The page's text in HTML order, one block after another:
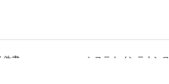
件書 システムメンテナンス